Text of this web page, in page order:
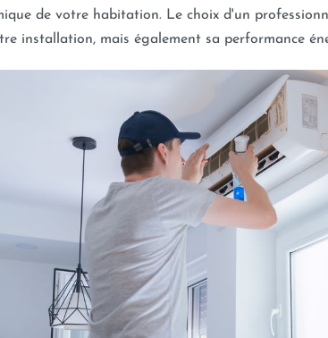
de votre habitation. Le choix d'un
installation, mais également sa performance